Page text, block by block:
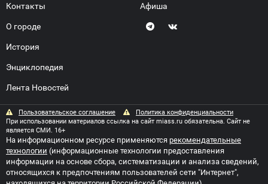
Контакты
О городе
История
Энциклопедия
Лента Новостей
Афиша
Пользовательское соглашение
Политика конфиденциальности
При использовании материалов ссылка на сайт miass.ru обязательна. Сайт не
является СМИ. 16+
На информационном ресурсе применяются рекомендательные
технологии (информационные технологии предоставления
информации на основе сбора, систематизации и анализа сведений,
относящихся к предпочтениям пользователей сети "Интернет",